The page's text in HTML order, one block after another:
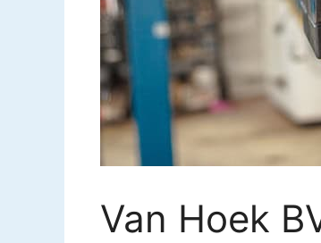
Van Hoek